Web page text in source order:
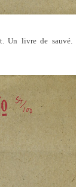
Un livre de